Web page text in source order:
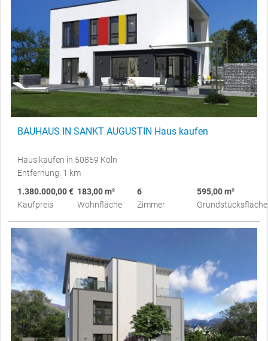
BAUHAUS IN SANKT AUGUSTIN Haus kaufen
Haus kaufen in 50859 Köln
Entfernung: 1 km
1.380.000,00 €
Kaufpreis
183,00 m²
Wohnfläche
6
Zimmer
595,00 m²
Grundstücksfläche